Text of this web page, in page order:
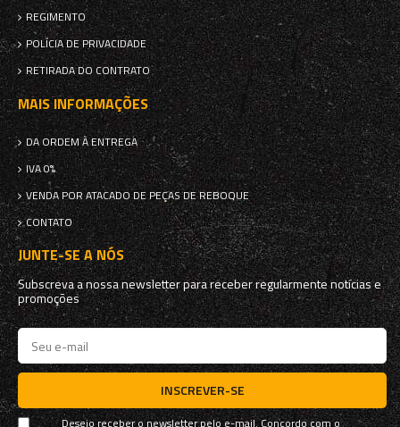
REGIMENTO
POLÍCIA DE PRIVACIDADE
RETIRADA DO CONTRATO
MAIS INFORMAÇÕES
DA ORDEM À ENTREGA
IVA 0%
VENDA POR ATACADO DE PEÇAS DE REBOQUE
CONTATO
JUNTE-SE A NÓS
Subscreva a nossa newsletter para receber regularmente notícias e
promoções
INSCREVER-SE
Desejo receber o newsletter pelo e-mail. Concordo com o